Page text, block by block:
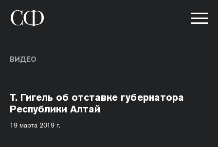
ВИДЕО
Т. Гигель об отставке губернатора
Республики Алтай
19 марта 2019 г.